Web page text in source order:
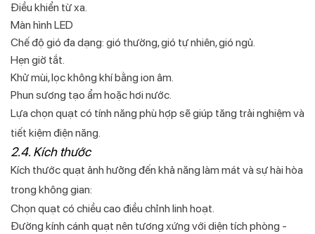
Điều khiển từ xa.
Màn hình LED
Chế độ gió đa dạng: gió thường, gió tự nhiên, gió ngủ.
Hẹn giờ tắt.
Khử mùi, lọc không khí bằng ion âm.
Phun sương tạo ẩm hoặc hơi nước.
Lựa chọn quạt có tính năng phù hợp sẽ giúp tăng trải nghiệm và
tiết kiệm điện năng.
2.4. Kích thước
Kích thước quạt ảnh hưởng đến khả năng làm mát và sự hài hòa
trong không gian:
Chọn quạt có chiều cao điều chỉnh linh hoạt.
Đường kính cánh quạt nên tương xứng với diện tích phòng -